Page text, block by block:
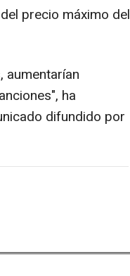
precio máximo del
aumentarían
ha
difundido por